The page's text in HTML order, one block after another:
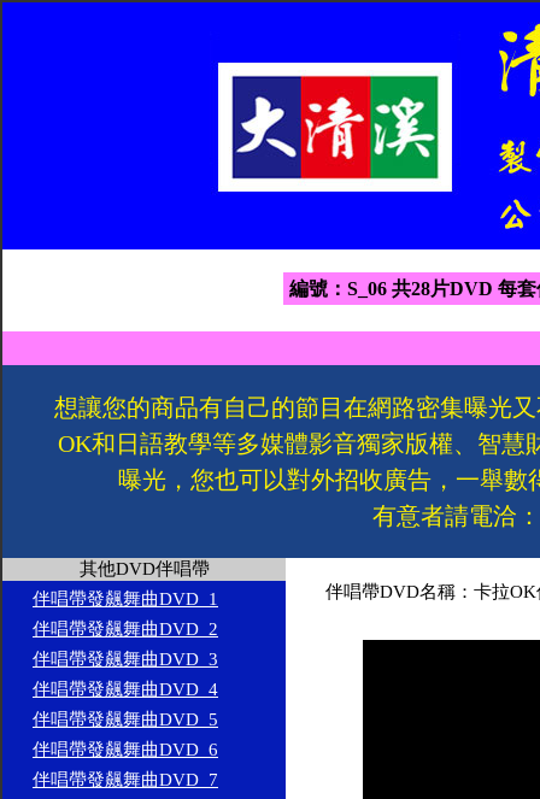
編號：S_06 共28片DVD 每
想讓您的商品有自己的節目在網路密集曝光
OK和日語教學等多媒體影音獨家版權、智
曝光，您也可以對外招收廣告，一舉
有意者請電洽
其他DVD伴唱帶
伴唱帶發飆舞曲DVD_1
伴唱帶發飆舞曲DVD_2
伴唱帶發飆舞曲DVD_3
伴唱帶發飆舞曲DVD_4
伴唱帶發飆舞曲DVD_5
伴唱帶發飆舞曲DVD_6
伴唱帶發飆舞曲DVD_7
伴唱帶DVD名稱：卡拉